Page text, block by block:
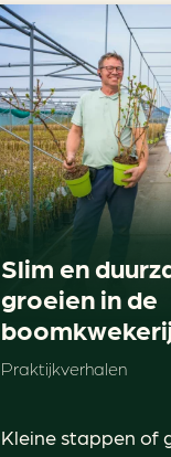
Slim en
groeien in de
Praktijkverhalen
Kleine stappen of